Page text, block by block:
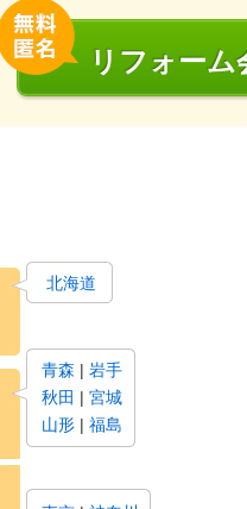
リフォーム
北海道
青森
岩手
秋田
宮城
山形
福島